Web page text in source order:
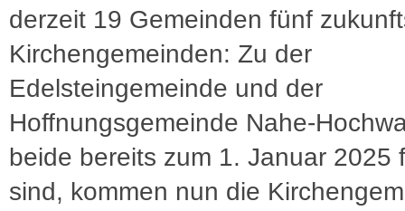
derzeit 19 Gemeinden fünf
Kirchengemeinden: Zu der
Edelsteingemeinde und der
Hoffnungsgemeinde Nahe-
beide bereits zum 1. Januar 2025
sind, kommen nun die